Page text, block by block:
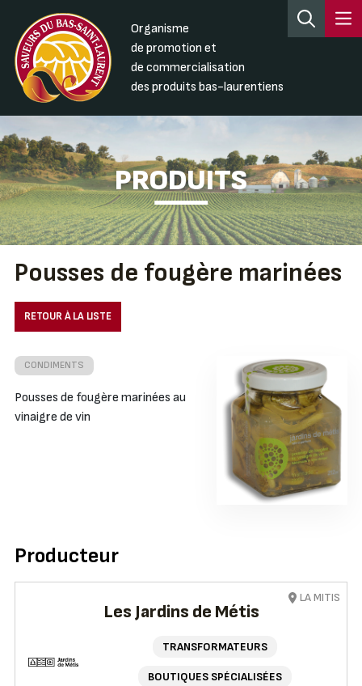
Organisme
de promotion et
de commercialisation
des produits bas-laurentiens
PRODUITS
Pousses de fougère marinées
RETOUR À LA LISTE
CONDIMENTS
Pousses de fougère marinées au
vinaigre de vin
Producteur
Les Jardins de Métis
TRANSFORMATEURS
BOUTIQUES SPÉCIALISÉES
LA MITIS